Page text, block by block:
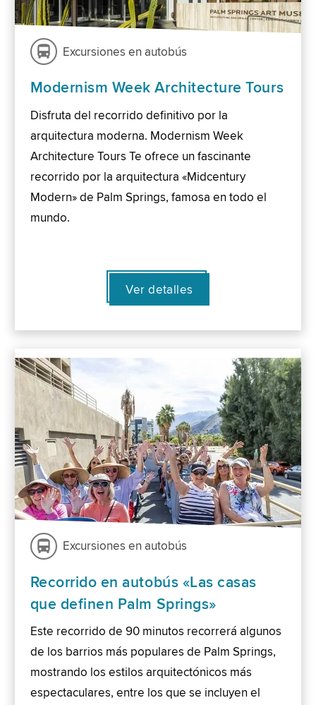
Excursiones en autobús
Modernism Week Architecture Tours
Disfruta del recorrido definitivo por la
arquitectura moderna. Modernism Week
Architecture Tours Te ofrece un fascinante
recorrido por la arquitectura «Midcentury
Modern» de Palm Springs, famosa en todo el
mundo.
Ver detalles
Excursiones en autobús
Recorrido en autobús «Las casas
que definen Palm Springs»
Este recorrido de 90 minutos recorrerá algunos
de los barrios más populares de Palm Springs,
mostrando los estilos arquitectónicos más
espectaculares, entre los que se incluyen el